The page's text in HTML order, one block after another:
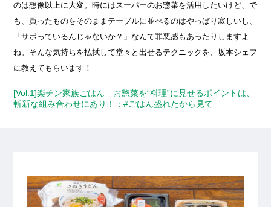
のは想像以上に大変。時にはスーパーのお惣菜を活用したいけど、で
も、買ったものをそのままテーブルに並べるのはやっぱり寂しいし、
「サボっているんじゃないか？」なんて罪悪感もあったりしますよ
ね。そんな気持ちを払拭して堂々と出せるテクニックを、坂本シェフ
に教えてもらいます！
[Vol.1]楽チン家族ごはん お惣菜を“料理”に見せるポイントは、
斬新な組み合わせにあり！：#ごはん盛れたから見て